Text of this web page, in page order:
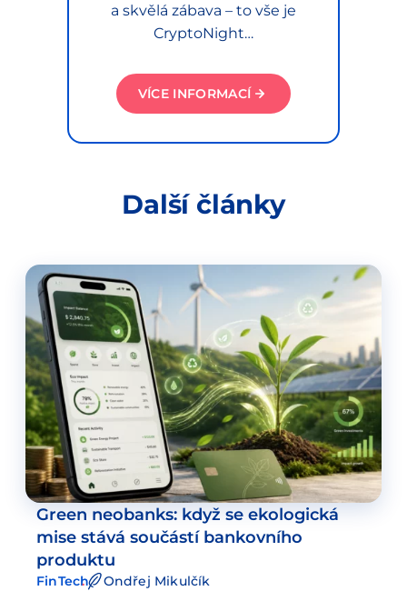
a skvělá zábava – to vše je
CryptoNight…
VÍCE INFORMACÍ
Další články
Green neobanks: když se ekologická
mise stává součástí bankovního
produktu
FinTech Ondřej Mikulčík